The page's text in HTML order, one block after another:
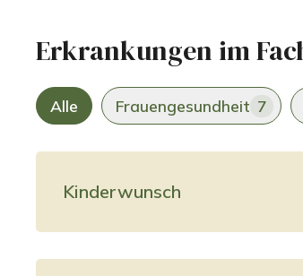
Erkrankungen im
Alle Frauengesundheit 7
Kinderwunsch